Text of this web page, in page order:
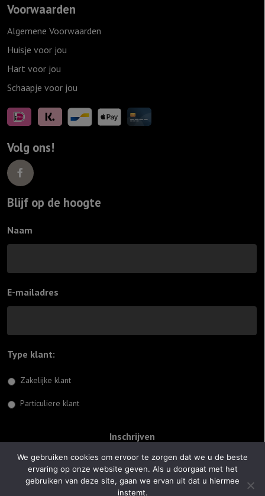
Voorwaarden
Algemene Voorwaarden
Huisje voor jou
Hart voor jou
Schaapje voor jou
Volg ons!
Blijf op de hoogte
Naam
E-mailadres
Type klant:
Zakelijke klant
Particuliere klant
© 2026 Jiftach
We gebruiken cookies om ervoor te zorgen dat we u de beste
ervaring op onze website geven. Als u doorgaat met het
gebruiken van deze site, gaan we ervan uit dat u hiermee
instemt.